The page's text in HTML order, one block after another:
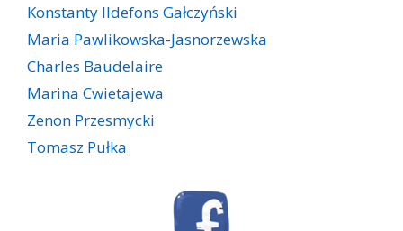
Konstanty Ildefons Gałczyński
Maria Pawlikowska-Jasnorzewska
Charles Baudelaire
Marina Cwietajewa
Zenon Przesmycki
Tomasz Pułka